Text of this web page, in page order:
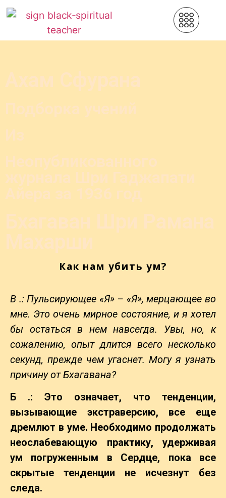
Как нам убить ум?
В .: Пульсирующее «Я» – «Я», мерцающее во
мне. Это очень мирное состояние, и я хотел
бы остаться в нем навсегда. Увы, но, к
сожалению, опыт длится всего несколько
секунд, прежде чем угаснет. Могу я узнать
причину от Бхагавана?
Б .: Это означает, что тенденции,
вызывающие экстраверсию, все еще
дремлют в уме. Необходимо продолжать
неослабевающую практику, удерживая
ум погруженным в Сердце, пока все
скрытые тенденции не исчезнут без
следа.